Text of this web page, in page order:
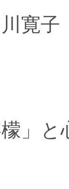
寛子
」